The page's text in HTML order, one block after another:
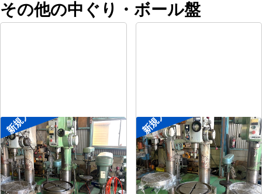
その他の中ぐり・ボール盤
新規入荷
直立ボール盤
メーカー 森精機
形 式YD2-55
年 式-
新規入荷
直立ボール盤
メーカー 吉良
形 式KRTG-540
年 式-